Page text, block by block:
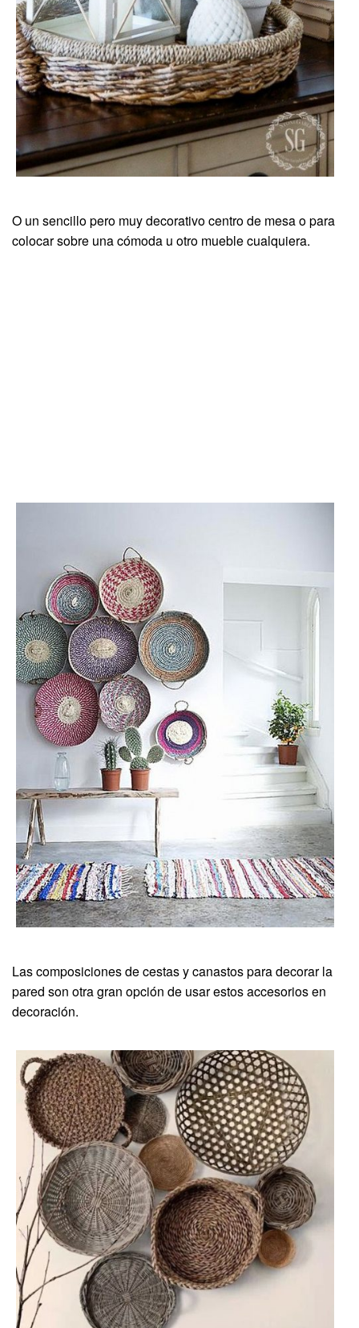
O un sencillo pero muy decorativo centro de mesa o para
colocar sobre una cómoda u otro mueble cualquiera.
Las composiciones de cestas y canastos para decorar la
pared son otra gran opción de usar estos accesorios en
decoración.